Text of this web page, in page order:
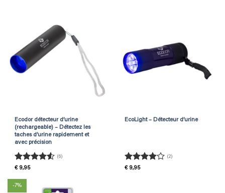
Ecodor détecteur d’urine
(rechargeable) – Détectez les
taches d’urine rapidement et
avec précision
Rated
(6)
€9,95
EcoLight – Détecteur d’urine
Rated
(2)
€9,95
-7%